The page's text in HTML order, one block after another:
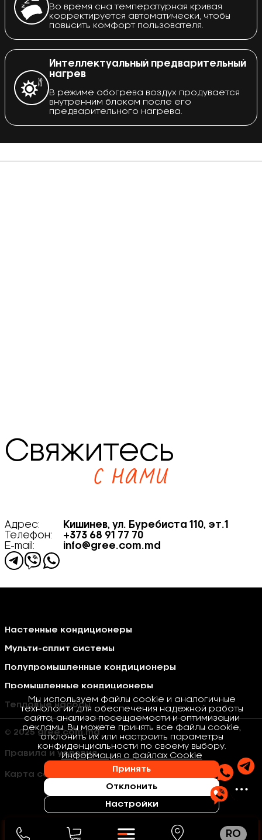
Во время сна температурная кривая
корректируется автоматически, чтобы
повысить комфорт пользователя.
Интеллектуальный предварительный
нагрев
В режиме обогрева воздух продувается
внутренним блоком после его
предварительного нагрева.
RO
Свяжитесь
с нами
Адрес:
Кишинев, ул. Буребиста 110, эт.1
Телефон:
+373 68 91 77 70
E-mail:
info@gree.com.md
Настенные кондиционеры
Мульти-сплит системы
Полупромышленные кондиционеры
Промышленные кондиционеры
Тепловые насосы
© 2025 gree.com.md
Правила и условия
Карта сайта
Мы используем файлы cookie и аналогичные
технологии для обеспечения надежной работы
сайта, анализа посещаемости и оптимизации
рекламы. Вы можете принять все файлы cookie,
отклонить их или настроить параметры
конфиденциальности по своему выбору.
Информация о файлах Cookie
Принять
Отклонить
Настройки